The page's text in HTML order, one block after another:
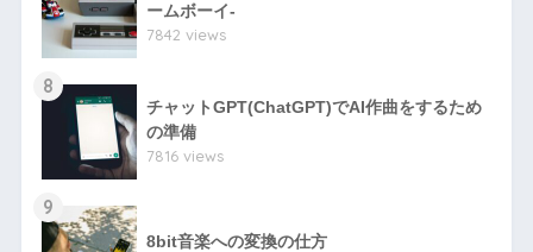
ームボーイ-
7842 views
8
チャットGPT(ChatGPT)でAI作曲をするため
の準備
7816 views
9
8bit音楽への変換の仕方